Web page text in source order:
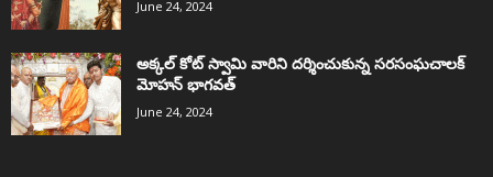
June 24, 2024
అక్కల్‌ కోట్‌ స్వామి వారిని దర్శించుకున్న సరసంఘచాలక్
మోహన్ భాగవత్
June 24, 2024